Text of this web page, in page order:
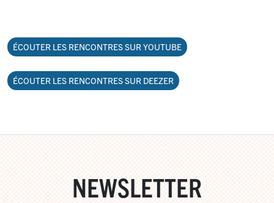
ÉCOUTER LES RENCONTRES SUR YOUTUBE
ÉCOUTER LES RENCONTRES SUR DEEZER
NEWSLETTER